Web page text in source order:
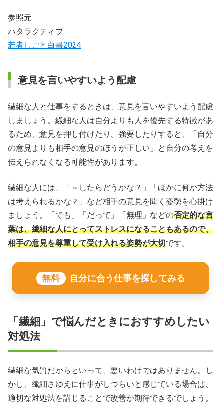
参照元
ハタラクティブ
若者しごと白書2024
意見を言いやすいよう配慮
繊細な人と仕事をするときは、意見を言いやすいよう配慮
しましょう。繊細な人は自分よりも人を優先する特徴があ
るため、意見を押し付けたり、強要したりすると、「自分
の意見よりも相手の意見のほうが正しい」と自分の考えを
伝えられなくなる可能性があります。
繊細な人には、「～したらどうかな？」「ほかに何か方法
は考えられるかな？」など相手の意見を聞く姿勢を心掛け
ましょう。「でも」「だって」「無理」などの否定的な言
葉は、繊細な人にとってストレスになることもあるので、
相手の意見を尊重して受け入れる姿勢が大切です。
無料 自分に合う仕事を探してみる
「繊細」で悩んだときにおすすめしたい
対処法
繊細な気質だからといって、悪いわけではありません。し
かし、繊細さゆえに仕事がしづらいと感じている場合は、
適切な対処法を講じることで改善が期待できるでしょう。